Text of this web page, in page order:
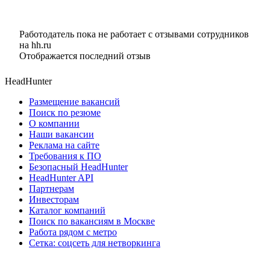
Работодатель пока не работает с отзывами сотрудников
на hh.ru
Отображается последний отзыв
HeadHunter
Размещение вакансий
Поиск по резюме
О компании
Наши вакансии
Реклама на сайте
Требования к ПО
Безопасный HeadHunter
HeadHunter API
Партнерам
Инвесторам
Каталог компаний
Поиск по вакансиям в Москве
Работа рядом с метро
Сетка: соцсеть для нетворкинга